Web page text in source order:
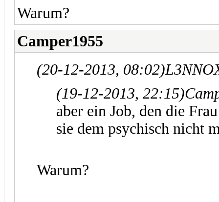
Warum?
Camper1955
(20-12-2013, 08:02)
(19-12-2013, 22:15)
aber ein Job, den die
sie dem psychisch nicht
Warum?